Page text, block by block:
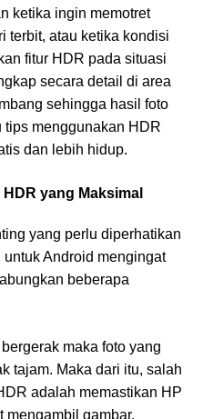
ketika ingin memotret
terbit, atau ketika kondisi
fitur HDR pada situasi
secara detail di area
sehingga hasil foto
tips menggunakan HDR
dan lebih hidup.
yang Maksimal
yang perlu diperhatikan
Android mengingat
beberapa
maka foto yang
tajam. Maka dari itu, salah
adalah memastikan HP
mengambil gambar.